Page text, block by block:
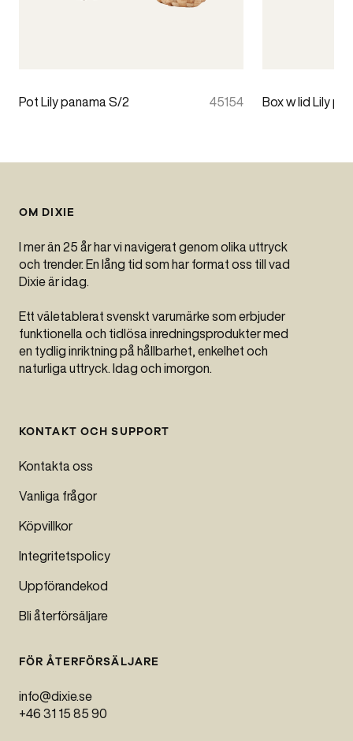
Pot Lily panama S/2 45154 Box w lid Lily
OM DIXIE
I mer än 25 år har vi navigerat genom olika uttryck
och trender. En lång tid som har format oss till vad
Dixie är idag.
Ett väletablerat svenskt varumärke som erbjuder
funktionella och tidlösa inredningsprodukter med
en tydlig inriktning på hållbarhet, enkelhet och
naturliga uttryck. Idag och imorgon.
KONTAKT OCH SUPPORT
Kontakta oss
Vanliga frågor
Köpvillkor
Integritetspolicy
Uppförandekod
Bli återförsäljare
FÖR ÅTERFÖRSÄLJARE
info@dixie.se
+46 31 15 85 90